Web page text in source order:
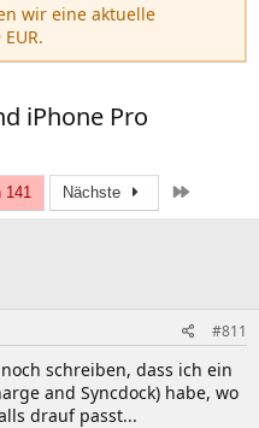
wir eine aktuelle
iPhone Pro
141 Nächste
#811
schreiben, dass ich ein
and Syncdock) habe, wo
drauf passt...